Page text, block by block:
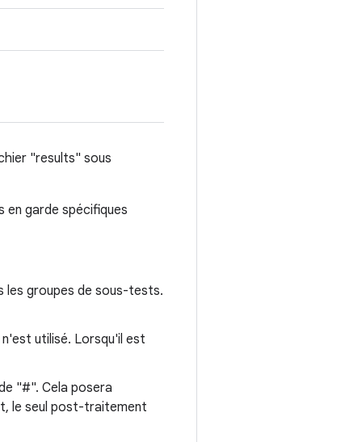
"results" sous
en garde spécifiques
les groupes de sous-tests.
utilisé. Lorsqu'il est
"#". Cela posera
le seul post-traitement